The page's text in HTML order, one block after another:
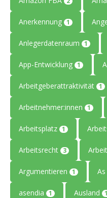
Anerkennung 1
Anlegerdatenraum 1
App-Entwicklung 1
Arbeitgeberattraktivität 1
Arbeitnehmer:innen 1
Arbeitsplatz 1
Arbeitsrecht 3
Argumentieren 1
asendia 1 Ausland